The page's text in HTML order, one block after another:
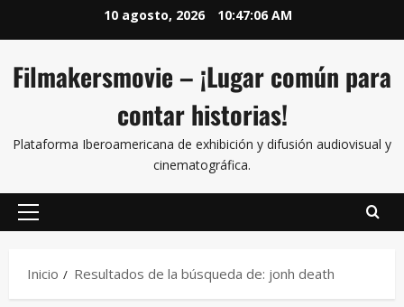
10 agosto, 2026 10:47:07 AM
Filmakersmovie – ¡Lugar común para
contar historias!
Plataforma Iberoamericana de exhibición y difusión audiovisual y
cinematográfica.
Inicio Resultados de la búsqueda de: jonh death